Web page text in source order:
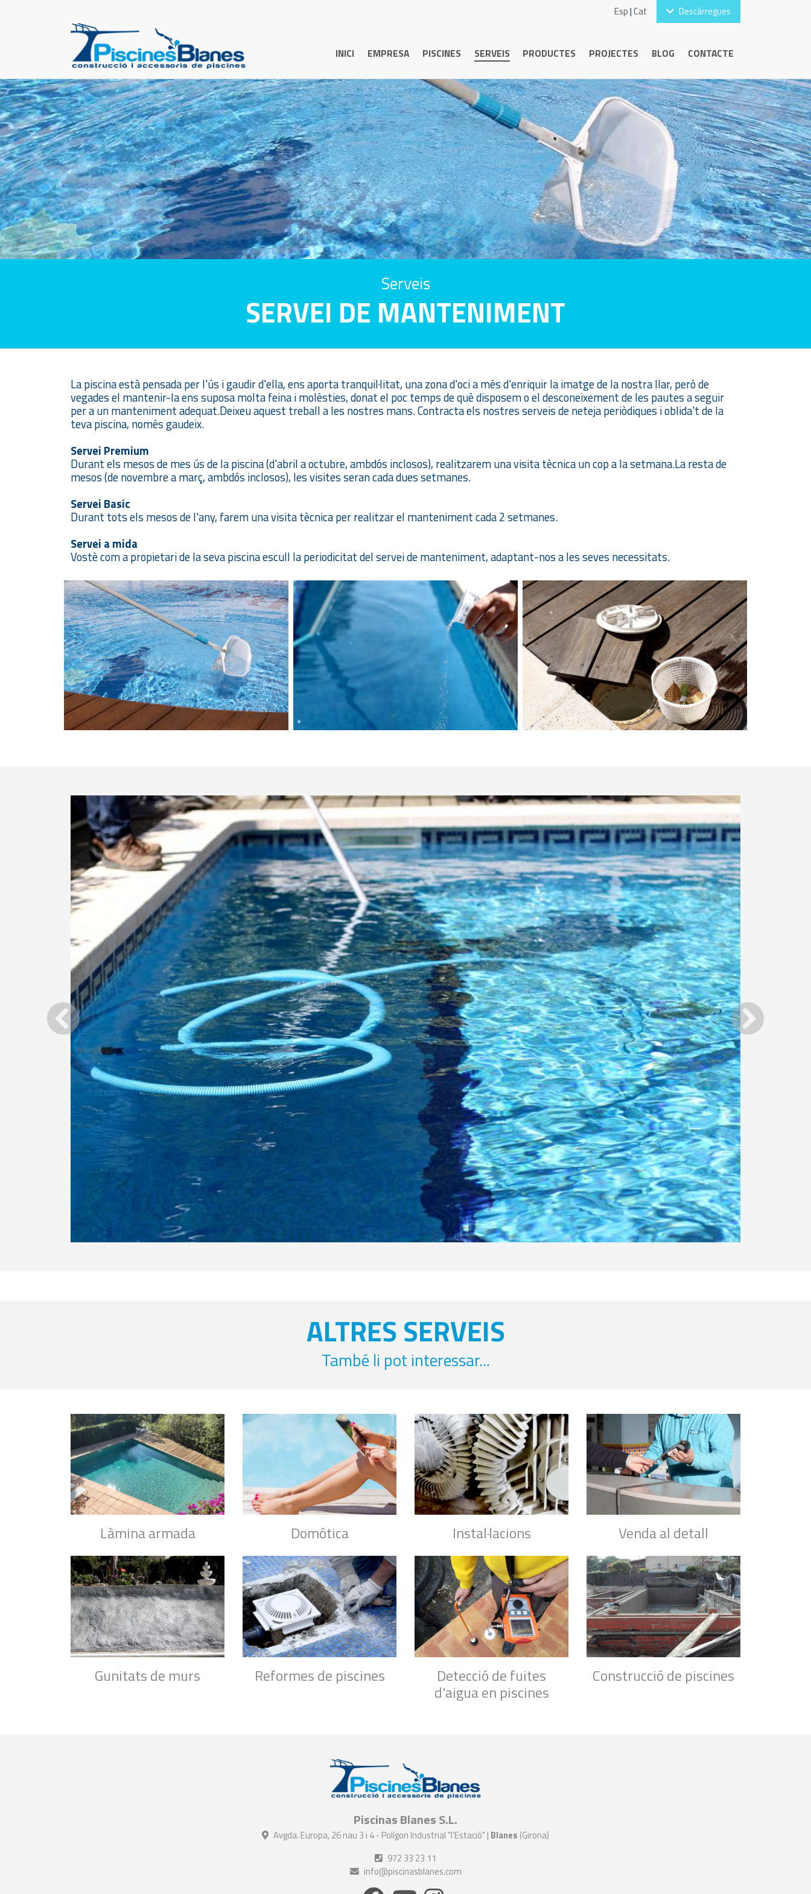
Descàrregues
Esp|Cat
INICI EMPRESA PISCINES SERVEIS PRODUCTES PROJECTES BLOG CONTACTE
Serveis
SERVEI DE MANTENIMENT
La piscina està pensada per l'ús i gaudir d'ella, ens aporta tranquil·litat, una zona d'oci a més d'enriquir la imatge de la nostra llar, però de
vegades el mantenir-la ens suposa molta feina i molèsties, donat el poc temps de què disposem o el desconeixement de les pautes a seguir
per a un manteniment adequat.Deixeu aquest treball a les nostres mans. Contracta els nostres serveis de neteja periòdiques i oblida't de la
teva piscina, només gaudeix.
Servei Premium
Durant els mesos de mes ús de la piscina (d'abril a octubre, ambdós inclosos), realitzarem una visita tècnica un cop a la setmana.La resta de
mesos (de novembre a març, ambdós inclosos), les visites seran cada dues setmanes.
Servei Basic
Durant tots els mesos de l'any, farem una visita tècnica per realitzar el manteniment cada 2 setmanes.
Servei a mida
Vostè com a propietari de la seva piscina escull la periodicitat del servei de manteniment, adaptant-nos a les seves necessitats.
ALTRES SERVEIS
També li pot interessar...
Làmina armada Domótica Instal·lacions Venda al detall
Gunitats de murs Reformes de piscines Detecció de fuites
d'aigua en piscines
Construcció de piscines
Piscinas Blanes S.L.
Avgda. Europa, 26 nau 3 i 4 - Polígon Industrial "l'Estació" | Blanes (Girona)
972 33 23 11
info@piscinasblanes.com